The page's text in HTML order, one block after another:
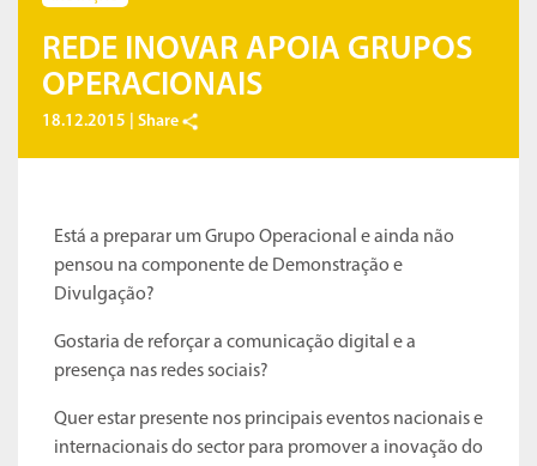
REDE INOVAR APOIA GRUPOS
OPERACIONAIS
18.12.2015 | Share
Está a preparar um Grupo Operacional e ainda não
pensou na componente de Demonstração e
Divulgação?
Gostaria de reforçar a comunicação digital e a
presença nas redes sociais?
Quer estar presente nos principais eventos nacionais e
internacionais do sector para promover a inovação do